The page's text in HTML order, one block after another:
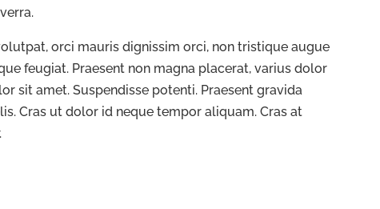
orci mauris dignissim orci, non tristique augue
feugiat. Praesent non magna placerat, varius dolor
sit amet. Suspendisse potenti. Praesent gravida
Cras ut dolor id neque tempor aliquam. Cras at